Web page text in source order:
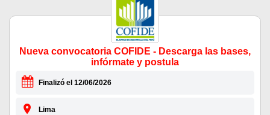
Nueva convocatoria COFIDE - Descarga las bases,
infórmate y postula
Finalizó el 12/06/2026
Lima